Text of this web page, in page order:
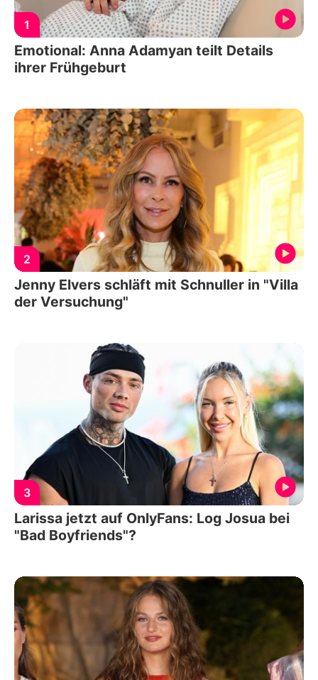
1
Emotional: Anna Adamyan teilt Details
ihrer Frühgeburt
2
Jenny Elvers schläft mit Schnuller in "Villa
der Versuchung"
3
Larissa jetzt auf OnlyFans: Log Josua bei
"Bad Boyfriends"?